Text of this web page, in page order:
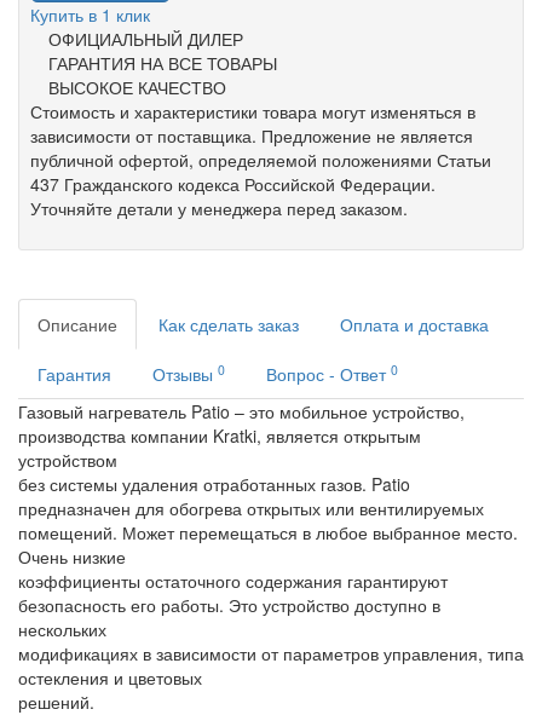
Купить в 1 клик
ОФИЦИАЛЬНЫЙ ДИЛЕР
ГАРАНТИЯ НА ВСЕ ТОВАРЫ
ВЫСОКОЕ КАЧЕСТВО
Стоимость и характеристики товара могут изменяться в
зависимости от поставщика. Предложение не является
публичной офертой, определяемой положениями Статьи
437 Гражданского кодекса Российской Федерации.
Уточняйте детали у менеджера перед заказом.
Описание Как сделать заказ Оплата и доставка
Гарантия Отзывы 0 Вопрос - Ответ 0
Газовый нагреватель Patio – это мобильное устройство,
производства компании Kratki, является открытым
устройством
без системы удаления отработанных газов. Patio
предназначен для обогрева открытых или вентилируемых
помещений. Может перемещаться в любое выбранное место.
Очень низкие
коэффициенты остаточного содержания гарантируют
безопасность его работы. Это устройство доступно в
нескольких
модификациях в зависимости от параметров управления, типа
остекления и цветовых
решений.